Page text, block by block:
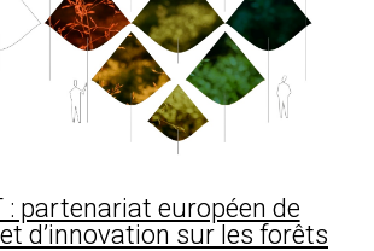
: partenariat européen de
d’innovation sur les forêts